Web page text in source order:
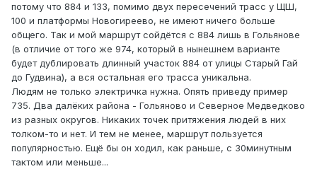
потому что 884 и 133, помимо двух пересечений трасс у ЩШ,
100 и платформы Новогиреево, не имеют ничего больше
общего. Так и мой маршрут сойдётся с 884 лишь в Гольянове
(в отличие от того же 974, который в нынешнем варианте
будет дублировать длинный участок 884 от улицы Старый Гай
до Гудвина), а вся остальная его трасса уникальна.
Людям не только электричка нужна. Опять приведу пример
735. Два далёких района - Гольяново и Северное Медведково
из разных округов. Никаких точек притяжения людей в них
толком-то и нет. И тем не менее, маршрут пользуется
популярностью. Ещё бы он ходил, как раньше, с 30минутным
тактом или меньше...